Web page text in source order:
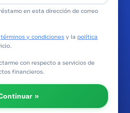
en esta dirección de correo
términos y condicionesy la política
con respecto a servicios de
financieros.
»